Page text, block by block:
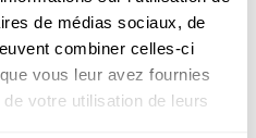
de médias sociaux, de
combiner celles-ci
vous leur avez fournies
votre utilisation de leurs